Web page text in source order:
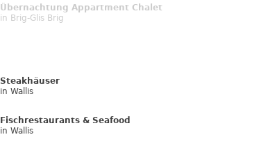
Übernachtung Appartment Chalet
in Brig-Glis Brig
Steakhäuser
in Wallis
Fischrestaurants & Seafood
in Wallis